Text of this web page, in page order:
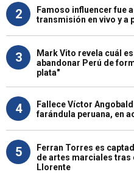
2
Famoso influencer fue
transmisión en vivo y a
3
Mark Vito revela cuál
abandonar Perú de
plata"
4
Fallece Víctor
farándula peruana, en
5
Ferran Torres es
de artes marciales
Llorente